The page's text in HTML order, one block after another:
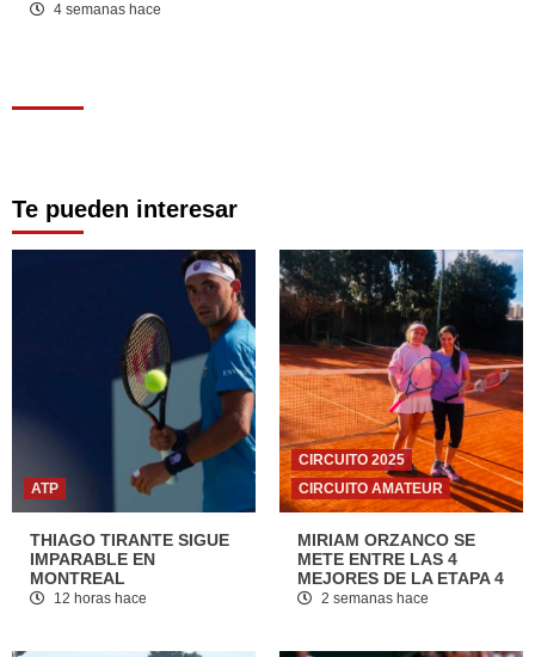
4 semanas hace
Te pueden interesar
ATP
THIAGO TIRANTE SIGUE
IMPARABLE EN
MONTREAL
12 horas hace
CIRCUITO 2025
CIRCUITO AMATEUR
MIRIAM ORZANCO SE
METE ENTRE LAS 4
MEJORES DE LA ETAPA 4
2 semanas hace